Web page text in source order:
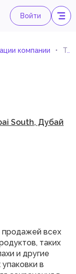
Войти
компании Торговля замороженной рыбой и морепродуктами
South, Дубай
продажей всех
таких
и другие
в